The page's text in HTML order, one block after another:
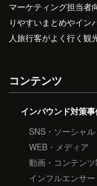
マーケティング担当者
りやすいまとめやイン
人旅行客がよく行く観
コンテンツ
インバウンド対策
SNS・ソーシャル
WEB・メディア
動画・コンテン
インフルエンサー